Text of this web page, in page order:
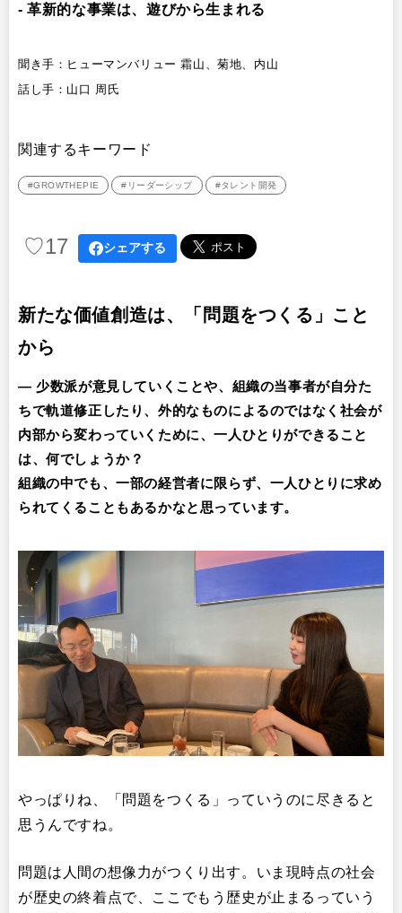
- 革新的な事業は、遊びから生まれる
聞き手：ヒューマンバリュー 霜山、菊地、内山
話し手：山口 周氏
関連するキーワード
#GROWTHEPIE #リーダーシップ #タレント開発
♡17 シェアする
新たな価値創造は、「問題をつくる」こと
から
― 少数派が意見していくことや、組織の当事者が自分た
ちで軌道修正したり、外的なものによるのではなく社会が
内部から変わっていくために、一人ひとりができること
は、何でしょうか？
組織の中でも、一部の経営者に限らず、一人ひとりに求め
られてくることもあるかなと思っています。
やっぱりね、「問題をつくる」っていうのに尽きると
思うんですね。
問題は人間の想像力がつくり出す。いま現時点の社会
が歴史の終着点で、ここでもう歴史が止まるっていう